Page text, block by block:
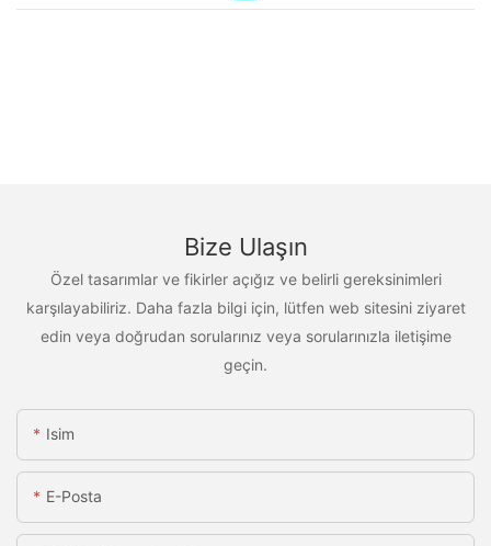
Bize Ulaşın
Özel tasarımlar ve fikirler açığız ve belirli gereksinimleri
karşılayabiliriz. Daha fazla bilgi için, lütfen web sitesini ziyaret
edin veya doğrudan sorularınız veya sorularınızla iletişime
geçin.
Isim
E-Posta